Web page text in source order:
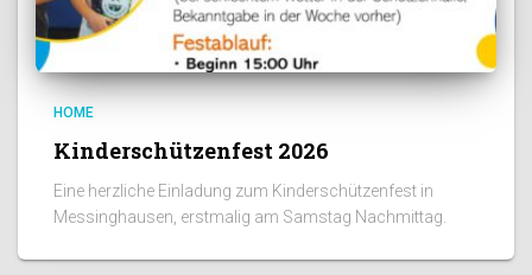
HOME
Kinderschützenfest 2026
Eine herzliche Einladung zum Kinderschützenfest in
Messinghausen, erstmalig am Samstag Nachmittag.